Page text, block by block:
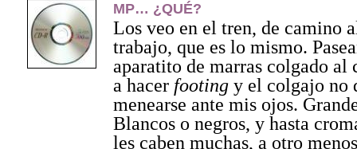
MP… ¿QUÉ?
Los veo en el tren, de camino
trabajo, que es lo mismo.
aparatito de marras colgado al
a hacer footing y el colgajo no
menearse ante mis ojos.
Blancos o negros, y hasta
les caben muchas, a otro